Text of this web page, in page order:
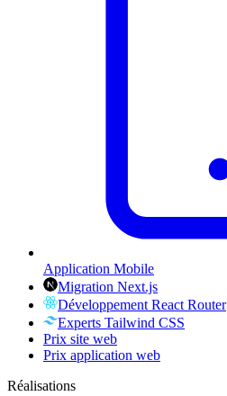
Application Mobile
Migration Next.js
Développement React Router
Experts Tailwind CSS
Prix site web
Prix application web
Réalisations